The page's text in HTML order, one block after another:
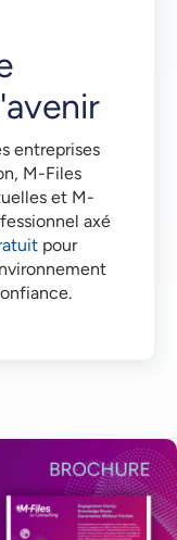
entreprises
M-Files
et M-
axé
pour